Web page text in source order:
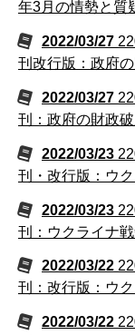
年3月の情勢と質
2022/03/27
刊改行版：政府
2022/03/27
刊：政府の財政
2022/03/23
刊・改行版：ウ
2022/03/23
刊：ウクライナ
2022/03/22
刊：改行版：ウ
2022/03/22